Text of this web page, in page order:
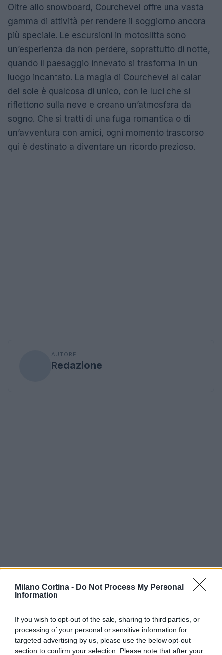
Milano Cortina - Do Not Process My Personal
Information
If you wish to opt-out of the sale, sharing to third parties, or
processing of your personal or sensitive information for
targeted advertising by us, please use the below opt-out
section to confirm your selection. Please note that after your
Oltre allo snowboard, Courchevel offre una vasta
gamma di attività per rendere il soggiorno ancora
più speciale. Le escursioni in motoslitta sono
un’esperienza da non perdere, soprattutto di notte,
quando il paesaggio innevato si trasforma in un
luogo incantato. La magia di Courchevel al calar
del sole è qualcosa di unico, con le luci che si
riflettono sulla neve e creano un’atmosfera da
sogno. Che si tratti di una fuga romantica o di
un’avventura con amici, ogni momento trascorso
qui è destinato a diventare un ricordo prezioso.
AUTORE
Redazione
Continua a leggere
NEWS